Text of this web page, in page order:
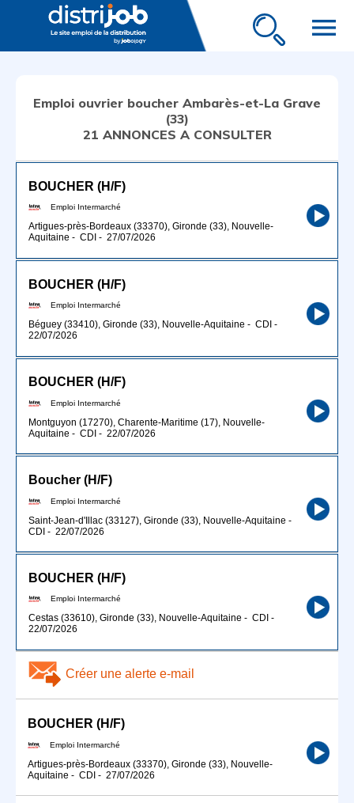
menu
Emploi ouvrier boucher Ambarès-et-La Grave
(33)
21 ANNONCES A CONSULTER
BOUCHER (H/F)
Emploi Intermarché
Artigues-près-Bordeaux (33370), Gironde (33), Nouvelle-
Aquitaine - CDI - 27/07/2026
BOUCHER (H/F)
Emploi Intermarché
Béguey (33410), Gironde (33), Nouvelle-Aquitaine - CDI -
22/07/2026
BOUCHER (H/F)
Emploi Intermarché
Montguyon (17270), Charente-Maritime (17), Nouvelle-
Aquitaine - CDI - 22/07/2026
Boucher (H/F)
Emploi Intermarché
Saint-Jean-d'Illac (33127), Gironde (33), Nouvelle-Aquitaine -
CDI - 22/07/2026
BOUCHER (H/F)
Emploi Intermarché
Cestas (33610), Gironde (33), Nouvelle-Aquitaine - CDI -
22/07/2026
Créer une alerte e-mail
BOUCHER (H/F)
Emploi Intermarché
Artigues-près-Bordeaux (33370), Gironde (33), Nouvelle-
Aquitaine - CDI - 27/07/2026